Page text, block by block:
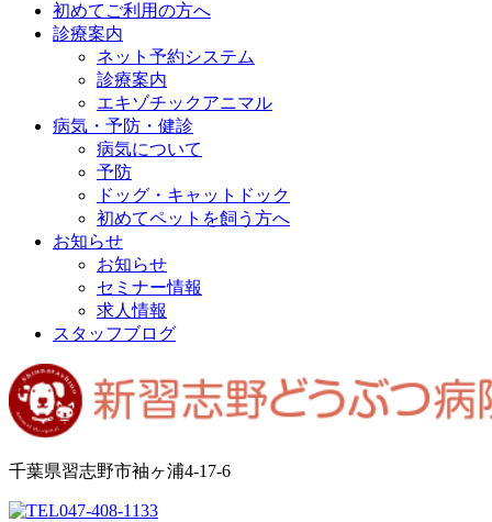
初めてご利用の方へ
診療案内
ネット予約システム
診療案内
エキゾチックアニマル
病気・予防・健診
病気について
予防
ドッグ・キャットドック
初めてペットを飼う方へ
お知らせ
お知らせ
セミナー情報
求人情報
スタッフブログ
千葉県習志野市袖ヶ浦4-17-6
047-408-1133